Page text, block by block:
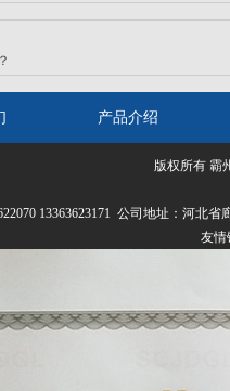
产品介绍
版权所有 霸
13363623171 公司地址：河北
友情